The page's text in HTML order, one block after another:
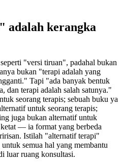
adalah kerangka
"versi tiruan", padahal bukan
bukan "terapi adalah yang
Tapi "ada banyak bentuk
dan terapi adalah salah satunya."
seorang terapis; sebuah buku ya
untuk seorang terapis;
juga bukan alternatif untuk
— ia format yang berbeda
Istilah "alternatif terapi"
semua hal yang membantu
luar ruang konsultasi.